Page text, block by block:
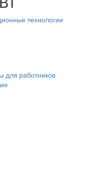
технологии
для работников